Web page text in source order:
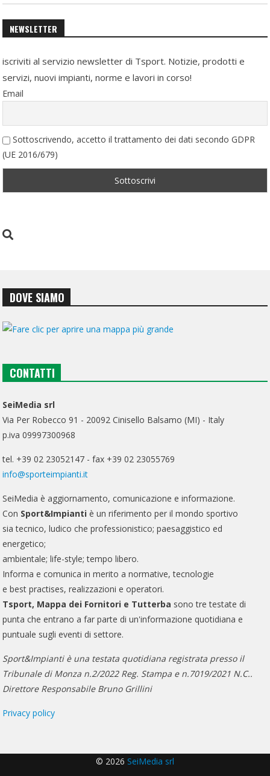
NEWSLETTER
iscriviti al servizio newsletter di Tsport. Notizie, prodotti e
servizi, nuovi impianti, norme e lavori in corso!
Email
Sottoscrivendo, accetto il trattamento dei dati secondo GDPR
(UE 2016/679)
DOVE SIAMO
CONTATTI
SeiMedia srl
Via Per Robecco 91 - 20092 Cinisello Balsamo (MI) - Italy
p.iva 09997300968
tel. +39 02 23052147 - fax +39 02 23055769
info@sporteimpianti.it
SeiMedia è aggiornamento, comunicazione e informazione.
Con Sport&Impianti è un riferimento per il mondo sportivo
sia tecnico, ludico che professionistico; paesaggistico ed
energetico;
ambientale; life-style; tempo libero.
Informa e comunica in merito a normative, tecnologie
e best practises, realizzazioni e operatori.
Tsport, Mappa dei Fornitori e Tutterba sono tre testate di
punta che entrano a far parte di un'informazione quotidiana e
puntuale sugli eventi di settore.
Sport&Impianti è una testata quotidiana registrata presso il
Tribunale di Monza n.2/2022 Reg. Stampa e n.7019/2021 N.C..
Direttore Responsabile Bruno Grillini
Privacy policy
© 2026 SeiMedia srl